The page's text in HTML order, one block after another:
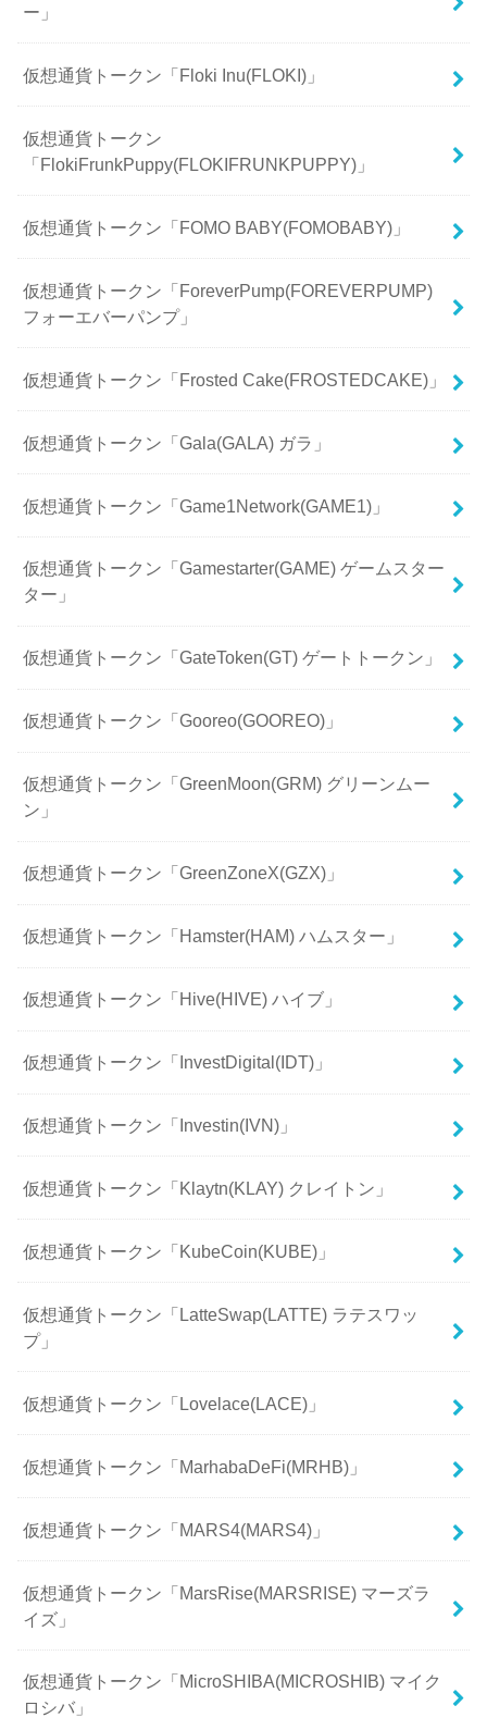
ー」
仮想通貨トークン「Floki Inu(FLOKI)」
仮想通貨トークン
「FlokiFrunkPuppy(FLOKIFRUNKPUPPY)」
仮想通貨トークン「FOMO BABY(FOMOBABY)」
仮想通貨トークン「ForeverPump(FOREVERPUMP)
フォーエバーパンプ」
仮想通貨トークン「Frosted Cake(FROSTEDCAKE)」
仮想通貨トークン「Gala(GALA) ガラ」
仮想通貨トークン「Game1Network(GAME1)」
仮想通貨トークン「Gamestarter(GAME) ゲームスター
ター」
仮想通貨トークン「GateToken(GT) ゲートトークン」
仮想通貨トークン「Gooreo(GOOREO)」
仮想通貨トークン「GreenMoon(GRM) グリーンムー
ン」
仮想通貨トークン「GreenZoneX(GZX)」
仮想通貨トークン「Hamster(HAM) ハムスター」
仮想通貨トークン「Hive(HIVE) ハイブ」
仮想通貨トークン「InvestDigital(IDT)」
仮想通貨トークン「Investin(IVN)」
仮想通貨トークン「Klaytn(KLAY) クレイトン」
仮想通貨トークン「KubeCoin(KUBE)」
仮想通貨トークン「LatteSwap(LATTE) ラテスワッ
プ」
仮想通貨トークン「Lovelace(LACE)」
仮想通貨トークン「MarhabaDeFi(MRHB)」
仮想通貨トークン「MARS4(MARS4)」
仮想通貨トークン「MarsRise(MARSRISE) マーズラ
イズ」
仮想通貨トークン「MicroSHIBA(MICROSHIB) マイク
ロシバ」